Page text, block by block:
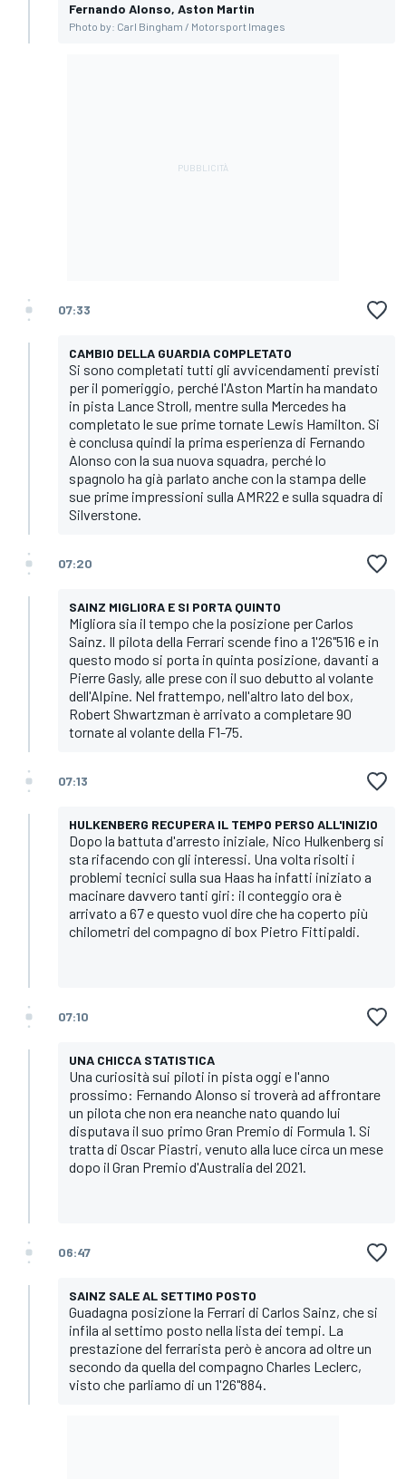
Fernando Alonso, Aston Martin
Photo by: Carl Bingham / Motorsport Images
07:33
CAMBIO DELLA GUARDIA COMPLETATO
Si sono completati tutti gli avvicendamenti previsti
per il pomeriggio, perché l'Aston Martin ha mandato
in pista Lance Stroll, mentre sulla Mercedes ha
completato le sue prime tornate Lewis Hamilton. Si
è conclusa quindi la prima esperienza di Fernando
Alonso con la sua nuova squadra, perché lo
spagnolo ha già parlato anche con la stampa delle
sue prime impressioni sulla AMR22 e sulla squadra di
Silverstone.
07:20
SAINZ MIGLIORA E SI PORTA QUINTO
Migliora sia il tempo che la posizione per Carlos
Sainz. Il pilota della Ferrari scende fino a 1'26"516 e in
questo modo si porta in quinta posizione, davanti a
Pierre Gasly, alle prese con il suo debutto al volante
dell'Alpine. Nel frattempo, nell'altro lato del box,
Robert Shwartzman è arrivato a completare 90
tornate al volante della F1-75.
07:13
HULKENBERG RECUPERA IL TEMPO PERSO ALL'INIZIO
Dopo la battuta d'arresto iniziale, Nico Hulkenberg si
sta rifacendo con gli interessi. Una volta risolti i
problemi tecnici sulla sua Haas ha infatti iniziato a
macinare davvero tanti giri: il conteggio ora è
arrivato a 67 e questo vuol dire che ha coperto più
chilometri del compagno di box Pietro Fittipaldi.
07:10
UNA CHICCA STATISTICA
Una curiosità sui piloti in pista oggi e l'anno
prossimo: Fernando Alonso si troverà ad affrontare
un pilota che non era neanche nato quando lui
disputava il suo primo Gran Premio di Formula 1. Si
tratta di Oscar Piastri, venuto alla luce circa un mese
dopo il Gran Premio d'Australia del 2021.
06:47
SAINZ SALE AL SETTIMO POSTO
Guadagna posizione la Ferrari di Carlos Sainz, che si
infila al settimo posto nella lista dei tempi. La
prestazione del ferrarista però è ancora ad oltre un
secondo da quella del compagno Charles Leclerc,
visto che parliamo di un 1'26"884.